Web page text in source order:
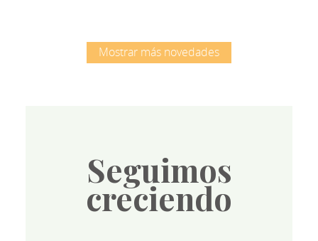
Mostrar más novedades
Seguimos
creciendo